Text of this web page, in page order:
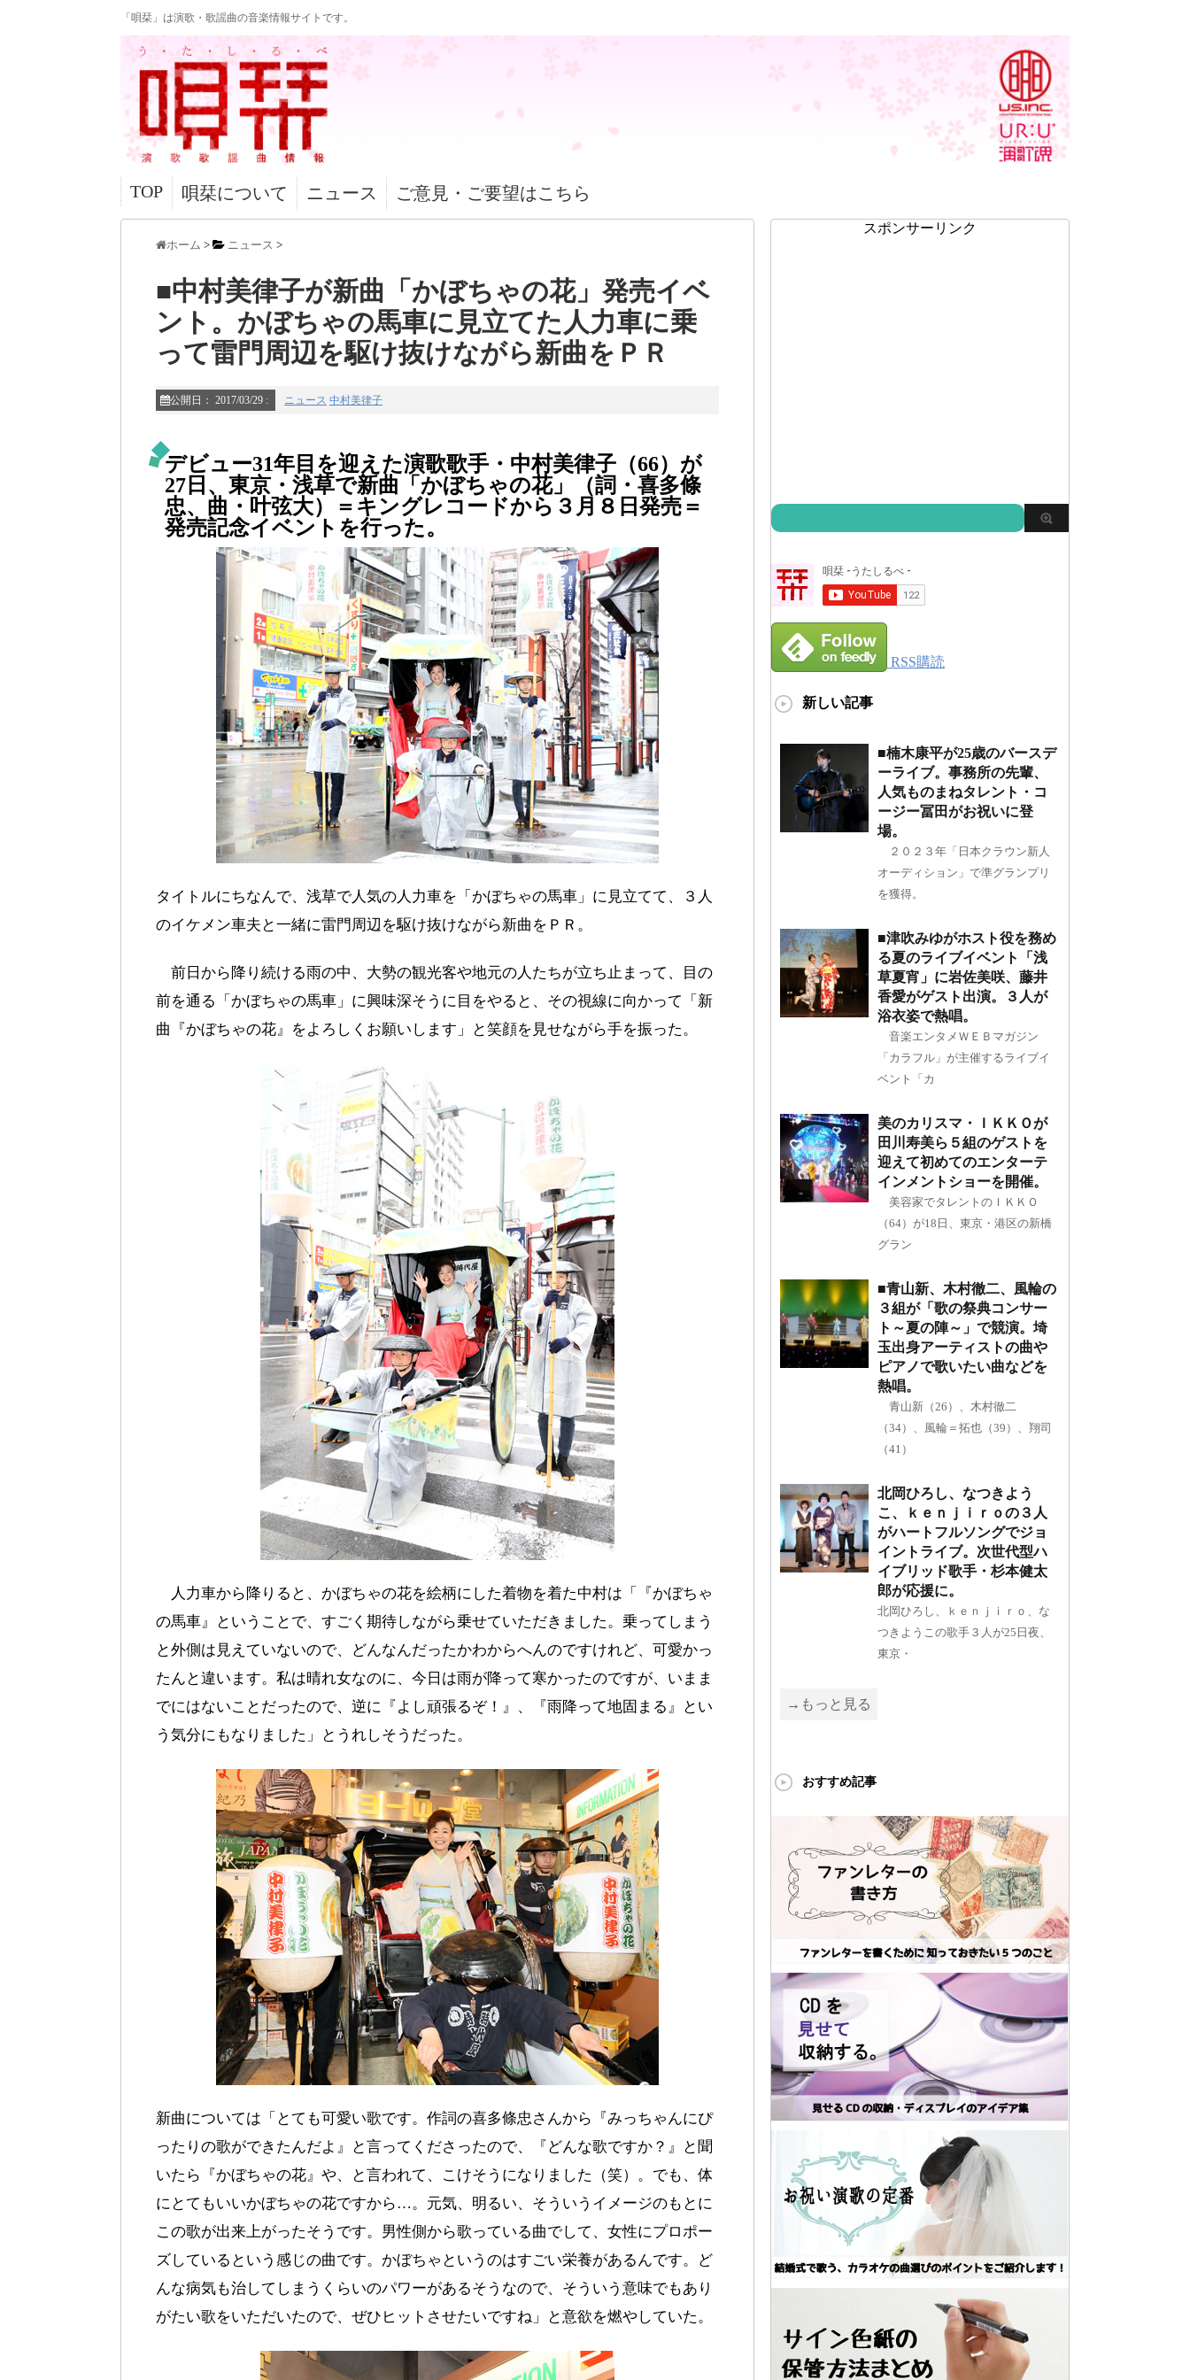
「唄栞」は演歌・歌謡曲の音楽情報サイトです。
TOP 唄栞について ニュース ご意見・ご要望はこちら
ホーム > ニュース >
■中村美律子が新曲「かぼちゃの花」発売イベ
ント。かぼちゃの馬車に見立てた人力車に乗
って雷門周辺を駆け抜けながら新曲をＰＲ
公開日： 2017/03/29 : ニュース 中村美律子
デビュー31年目を迎えた演歌歌手・中村美律子（66）が
27日、東京・浅草で新曲「かぼちゃの花」（詞・喜多條
忠、曲・叶弦大）＝キングレコードから３月８日発売＝
発売記念イベントを行った。
タイトルにちなんで、浅草で人気の人力車を「かぼちゃの馬車」に見立てて、３人
のイケメン車夫と一緒に雷門周辺を駆け抜けながら新曲をＰＲ。
前日から降り続ける雨の中、大勢の観光客や地元の人たちが立ち止まって、目の
前を通る「かぼちゃの馬車」に興味深そうに目をやると、その視線に向かって「新
曲『かぼちゃの花』をよろしくお願いします」と笑顔を見せながら手を振った。
人力車から降りると、かぼちゃの花を絵柄にした着物を着た中村は「『かぼちゃ
の馬車』ということで、すごく期待しながら乗せていただきました。乗ってしまう
と外側は見えていないので、どんなんだったかわからへんのですけれど、可愛かっ
たんと違います。私は晴れ女なのに、今日は雨が降って寒かったのですが、いまま
でにはないことだったので、逆に『よし頑張るぞ！』、『雨降って地固まる』とい
う気分にもなりました」とうれしそうだった。
新曲については「とても可愛い歌です。作詞の喜多條忠さんから『みっちゃんにぴ
ったりの歌ができたんだよ』と言ってくださったので、『どんな歌ですか？』と聞
いたら『かぼちゃの花』や、と言われて、こけそうになりました（笑）。でも、体
にとてもいいかぼちゃの花ですから…。元気、明るい、そういうイメージのもとに
この歌が出来上がったそうです。男性側から歌っている曲でして、女性にプロポー
ズしているという感じの曲です。かぼちゃというのはすごい栄養があるんです。ど
んな病気も治してしまうくらいのパワーがあるそうなので、そういう意味でもあり
がたい歌をいただいたので、ぜひヒットさせたいですね」と意欲を燃やしていた。
スポンサーリンク
RSS購読
新しい記事
■楠木康平が25歳のバースデ
ーライブ。事務所の先輩、
人気ものまねタレント・コ
ージー冨田がお祝いに登
場。
２０２３年「日本クラウン新人
オーディション」で準グランプリ
を獲得。
■津吹みゆがホスト役を務め
る夏のライブイベント「浅
草夏宵」に岩佐美咲、藤井
香愛がゲスト出演。３人が
浴衣姿で熱唱。
音楽エンタメＷＥＢマガジン
「カラフル」が主催するライブイ
ベント「カ
美のカリスマ・ＩＫＫＯが
田川寿美ら５組のゲストを
迎えて初めてのエンターテ
インメントショーを開催。
美容家でタレントのＩＫＫＯ
（64）が18日、東京・港区の新橋
グラン
■青山新、木村徹二、風輪の
３組が「歌の祭典コンサー
ト～夏の陣～」で競演。埼
玉出身アーティストの曲や
ピアノで歌いたい曲などを
熱唱。
青山新（26）、木村徹二
（34）、風輪＝拓也（39）、翔司
（41）
北岡ひろし、なつきよう
こ、ｋｅｎｊｉｒｏの３人
がハートフルソングでジョ
イントライブ。次世代型ハ
イブリッド歌手・杉本健太
郎が応援に。
北岡ひろし、ｋｅｎｊｉｒｏ、な
つきようこの歌手３人が25日夜、
東京・
→もっと見る
おすすめ記事